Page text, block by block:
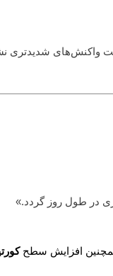
شدیدتری
در طول روز گردد.»
همچنین افزایش سطح